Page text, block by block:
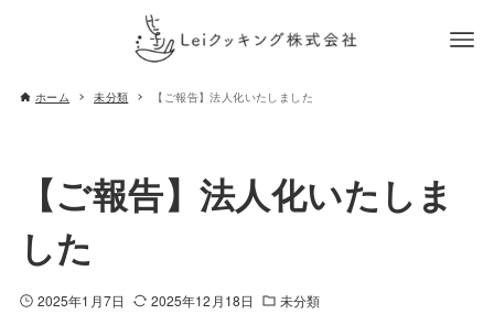
ホーム 未分類 【ご報告】法人化いたしました
【ご報告】法人化いたしま
した
2025年1月7日 2025年12月18日 未分類